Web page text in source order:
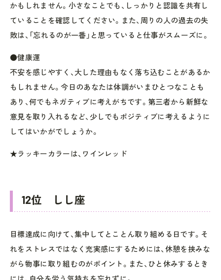
かもしれません。小さなことでも、しっかりと認識を共有し
ていることを確認してください。また、周りの人の過去の失
敗は、「忘れるのが一番」と思っていると仕事がスムーズに。
●健康運
不安を感じやすく、大した理由もなく落ち込むことがあるか
もしれません。今日のあなたは体調がいまひとつなことも
あり、何でもネガティブに考えがちです。第三者から新鮮な
意見を取り入れるなど、少しでもポジティブに考えるように
してはいかがでしょうか。
★ラッキーカラーは、ワインレッド
12位 しし座
目標達成に向けて、集中してとことん取り組める日です。そ
れをストレスではなく充実感にするためには、休憩を挟みな
がら物事に取り組むのがポイント。また、ひと休みするとき